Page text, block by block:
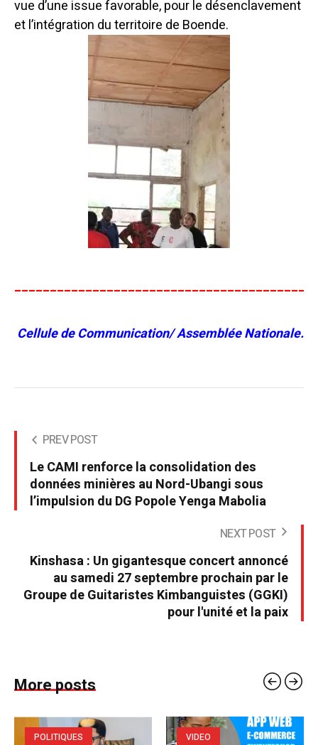
vue d’une issue favorable, pour le désenclavement
et l’intégration du territoire de Boende.
Cellule de Communication/ Assemblée Nationale.
PREV POST
Le CAMI renforce la consolidation des
données minières au Nord-Ubangi sous
l’impulsion du DG Popole Yenga Mabolia
NEXT POST
Kinshasa : Un gigantesque concert annoncé
au samedi 27 septembre prochain par le
Groupe de Guitaristes Kimbanguistes (GGKI)
pour l'unité et la paix
More posts
POLITIQUES VIDEO